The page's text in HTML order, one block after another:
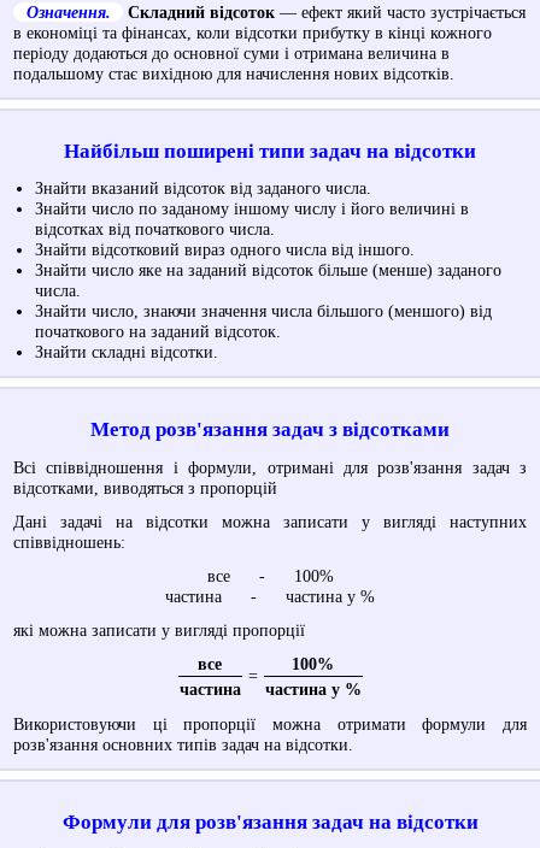
Означення. Складний відсоток — ефект який часто зустрічається
в економіці та фінансах, коли відсотки прибутку в кінці кожного
періоду додаються до основної суми і отримана величина в
подальшому стає вихідною для начислення нових відсотків.
Найбільш поширені типи задач на відсотки
Знайти вказаний відсоток від заданого числа.
Знайти число по заданому іншому числу і його величині в
відсотках від початкового числа.
Знайти відсотковий вираз одного числа від іншого.
Знайти число яке на заданий відсоток більше (менше) заданого
числа.
Знайти число, знаючи значення числа більшого (меншого) від
початкового на заданий відсоток.
Знайти складні відсотки.
Метод розв'язання задач з відсотками
Всі співвідношення і формули, отримані для розв'язання задач з
відсотками, виводяться з пропорцій
Дані задачі на відсотки можна записати у вигляді наступних
співвідношень:
все - 100%
частина - частина у %
які можна записати у вигляді пропорції
все
=
100%
частина
частина у %
Використовуючи ці пропорції можна отримати формули для
розв'язання основних типів задач на відсотки.
Формули для розв'язання задач на відсотки